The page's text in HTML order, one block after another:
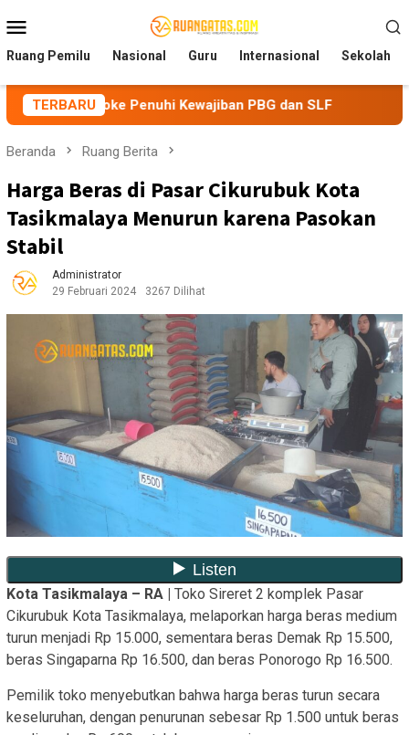
ke
kontenMobile
Ruang Pemilu Nasional Guru Internasional Sekolah
TERBARU
Penuhi Kewajiban PBG dan SLF BEM Nusantara
Beranda Ruang Berita
Harga Beras di Pasar Cikurubuk Kota
Tasikmalaya Menurun karena Pasokan
Stabil
Administrator
29 Februari 2024
3267 Dilihat
Kota Tasikmalaya – RA | Toko Sireret 2 komplek Pasar
Cikurubuk Kota Tasikmalaya, melaporkan harga beras medium
turun menjadi Rp 15.000, sementara beras Demak Rp 15.500,
beras Singaparna Rp 16.500, dan beras Ponorogo Rp 16.500.
Pemilik toko menyebutkan bahwa harga beras turun secara
keseluruhan, dengan penurunan sebesar Rp 1.500 untuk beras